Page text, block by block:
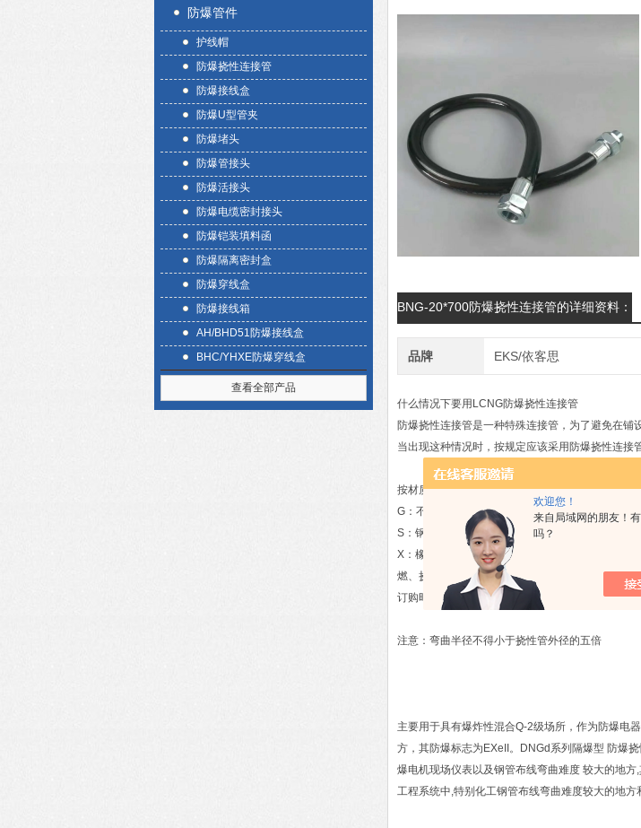
欢迎您！
来自局域网的朋友！
吗？
防爆管件
护线帽
防爆挠性连接管
防爆接线盒
防爆U型管夹
防爆堵头
防爆管接头
防爆活接头
防爆电缆密封接头
防爆铠装填料函
防爆隔离密封盒
防爆穿线盒
防爆接线箱
AH/BHD51防爆接线盒
BHC/YHXE防爆穿线盒
查看全部产品
BNG-20*700防爆挠性连接管的详细资料：
品牌 EKS/依客思
什么情况下要用LCNG防爆挠性连接管
防爆挠性连接管是一种特殊连接管，为了避免在铺
当出现这种情况时，按规定应该采用防爆挠性连接管
按材质分类：BNG-20*700防爆挠性连接管
G：不锈钢挠性连接管 由内外不锈钢螺纹接头、不
S：钢丝管 由碳钢制成的内外螺纹接头、内衬钢丝
X：橡胶管 由碳钢制成的内外螺纹接头、金属软管
燃、挠性良好等优点。
订购时请注明防爆挠性连接管的材质、通径、管螺
注意：弯曲半径不得小于挠性管外径的五倍
主要用于具有爆炸性混合Q-2级场所，作为防爆电
方，其防爆标志为EXeII。DNGd系列隔爆型 防爆
爆电机现场仪表以及钢管布线弯曲难度 较大的地
工程系统中,特别化工钢管布线弯曲难度较大的地